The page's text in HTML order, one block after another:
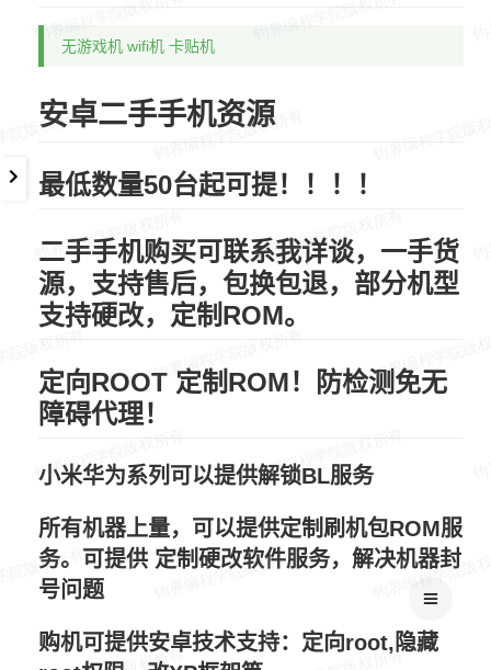
无游戏机 wifi机 卡贴机
安卓二手手机资源
最低数量50台起可提！！！！
二手手机购买可联系我详谈，一手货
源，支持售后，包换包退，部分机型
支持硬改，定制ROM。
定向ROOT 定制ROM！防检测免无
障碍代理！
小米华为系列可以提供解锁BL服务
所有机器上量，可以提供定制刷机包ROM服
务。可提供 定制硬改软件服务，解决机器封
号问题
购机可提供安卓技术支持：定向root,隐藏